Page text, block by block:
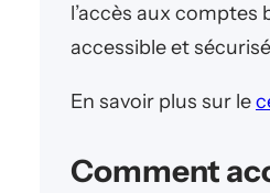
l’accès aux comptes
accessible et
En savoir plus sur le
Comment